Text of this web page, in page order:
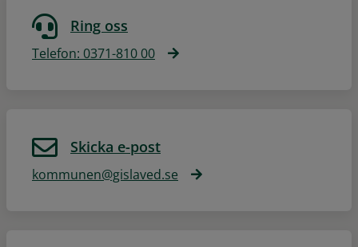
Ring oss
Telefon: 0371-810 00
Skicka e-post
kommunen@gislaved.se